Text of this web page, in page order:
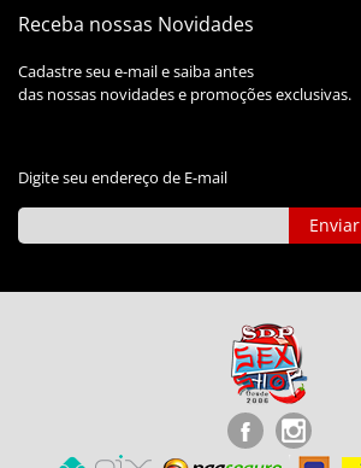
Receba nossas Novidades
Cadastre seu e-mail e saiba antes
das nossas novidades e promoções exclusivas.
Digite seu endereço de E-mail
Enviar